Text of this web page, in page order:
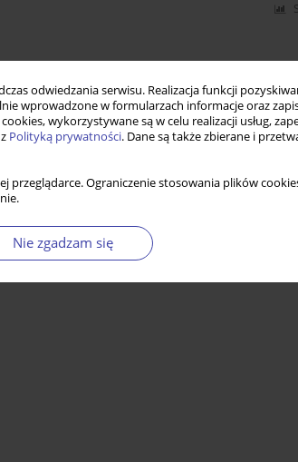
odwiedzania serwisu. Realizacja funkcji
wprowadzone w formularzach informacje oraz
wykorzystywane są w celu realizacji usług,
Polityką prywatności. Dane są także zbierane i
przeglądarce. Ograniczenie stosowania plików
Nie zgadzam się